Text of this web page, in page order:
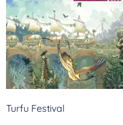
Turfu Festival